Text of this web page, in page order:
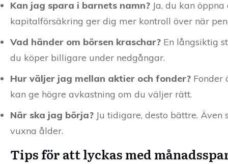
Kan jag spara i barnets namn? Ja, du kan
kapitalförsäkring ger dig mer kontroll över när
Vad händer om börsen kraschar? En långsiktig
du köper billigare under nedgångar.
Hur väljer jag mellan aktier och fonder? Fonder
kan ge högre avkastning om du väljer rätt.
När ska jag börja? Ju tidigare, desto bättre.
vuxna ålder.
Tips för att lyckas med